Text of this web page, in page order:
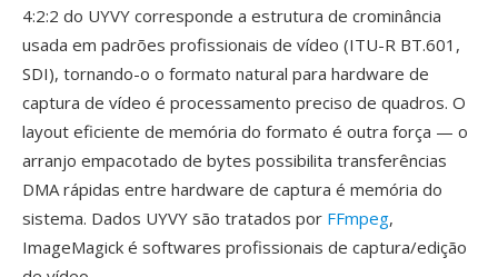
4:2:2 do UYVY corresponde a estrutura de crominância
usada em padrões profissionais de vídeo (ITU-R BT.601,
SDI), tornando-o o formato natural para hardware de
captura de vídeo é processamento preciso de quadros. O
layout eficiente de memória do formato é outra força — o
arranjo empacotado de bytes possibilita transferências
DMA rápidas entre hardware de captura é memória do
sistema. Dados UYVY são tratados por FFmpeg,
ImageMagick é softwares profissionais de captura/edição